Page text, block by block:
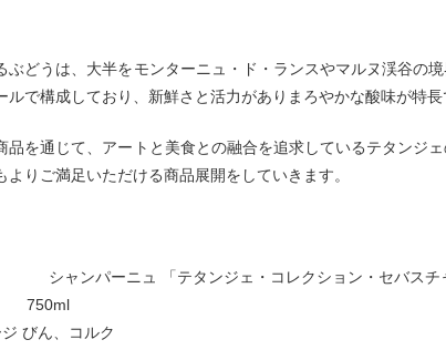
ぶどうは、大半をモンターニュ・ド・ランスやマルヌ渓谷の
ルで構成しており、新鮮さと活力がありまろやかな酸味が特長
品を通じて、アートと美食との融合を追求しているテタンジ
よりご満足いただける商品展開をしていきます。
ャンパーニュ 「テタンジェ・コレクション・セバスチ
750ml
びん、コルク